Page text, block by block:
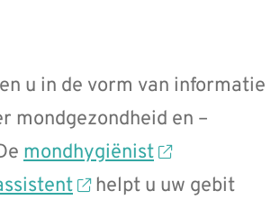
u in de vorm van informatie
mondgezondheid en –
mondhygiënist
helpt u uw gebit